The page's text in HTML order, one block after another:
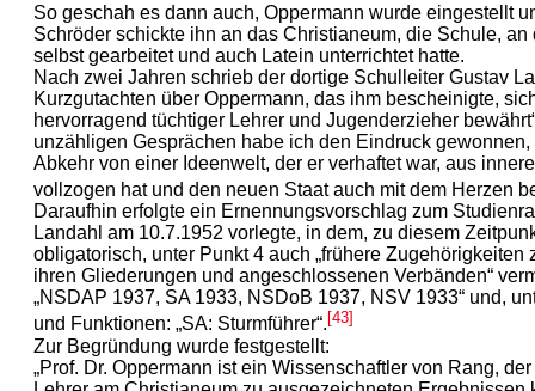
So geschah es dann auch, Oppermann wurde eingestellt
Schröder schickte ihn an das Christianeum, die Schule, an
selbst gearbeitet und auch Latein unterrichtet hatte.
Nach zwei Jahren schrieb der dortige Schulleiter Gustav
Kurzgutachten über Oppermann, das ihm bescheinigte,
hervorragend tüchtiger Lehrer und Jugenderzieher
unzähligen Gesprächen habe ich den Eindruck gewonnen,
Abkehr von einer Ideenwelt, der er verhaftet war, aus
vollzogen hat und den neuen Staat auch mit dem Herzen
Daraufhin erfolgte ein Ernennungsvorschlag zum
Landahl am 10.7.1952 vorlegte, in dem, zu diesem
obligatorisch, unter Punkt 4 auch „frühere Zugehörigkeiten
ihren Gliederungen und angeschlossenen Verbänden“
„NSDAP 1937, SA 1933, NSDoB 1937, NSV 1933“ und,
und Funktionen: „SA: Sturmführer“. [43]
Zur Begründung wurde festgestellt:
„Prof. Dr. Oppermann ist ein Wissenschaftler von Rang,